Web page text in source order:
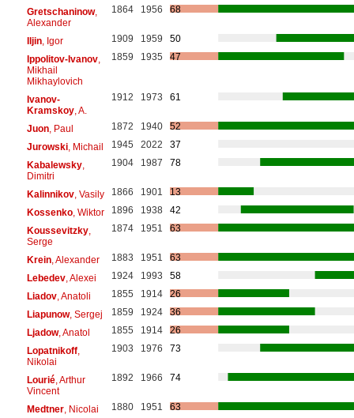
Gretschaninow,
Alexander
1864 1956 68
Iljin, Igor 1909 1959
50
Ippolitov-Ivanov,
Mikhail
Mikhaylovich
1859 1935 47
Ivanov-
Kramskoy, A.
1912 1973 61
Juon, Paul 1872 1940
52
Jurowski, Michail 1945 2022
37
Kabalewsky,
Dimitri
1904 1987 78
Kalinnikov, Vasily 1866 1901
13
Kossenko, Wiktor 1896 1938
42
Koussevitzky,
Serge
1874 1951 63
Krein, Alexander 1883 1951
63
Lebedev, Alexei 1924 1993
58
Liadov, Anatoli 1855 1914
26
Liapunow, Sergej 1859 1924
36
Ljadow, Anatol 1855 1914
26
Lopatnikoff,
Nikolai
1903 1976 73
Lourié, Arthur
Vincent
1892 1966 74
Medtner, Nicolai 1880 1951
63